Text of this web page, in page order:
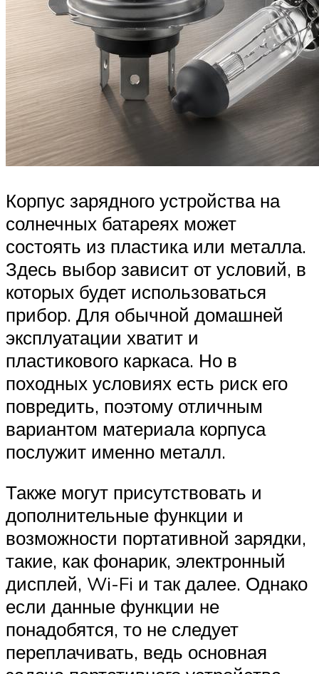
Корпус зарядного устройства на
солнечных батареях может
состоять из пластика или металла.
Здесь выбор зависит от условий, в
которых будет использоваться
прибор. Для обычной домашней
эксплуатации хватит и
пластикового каркаса. Но в
походных условиях есть риск его
повредить, поэтому отличным
вариантом материала корпуса
послужит именно металл.
Также могут присутствовать и
дополнительные функции и
возможности портативной зарядки,
такие, как фонарик, электронный
дисплей, Wi-Fi и так далее. Однако
если данные функции не
понадобятся, то не следует
переплачивать, ведь основная